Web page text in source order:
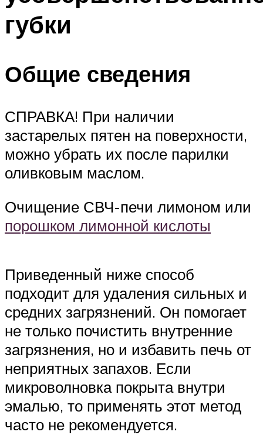
губки
Общие сведения
СПРАВКА! При наличии
застарелых пятен на поверхности,
можно убрать их после парилки
оливковым маслом.
Очищение СВЧ-печи лимоном или
порошком лимонной кислоты
Приведенный ниже способ
подходит для удаления сильных и
средних загрязнений. Он помогает
не только почистить внутренние
загрязнения, но и избавить печь от
неприятных запахов. Если
микроволновка покрыта внутри
эмалью, то применять этот метод
часто не рекомендуется.